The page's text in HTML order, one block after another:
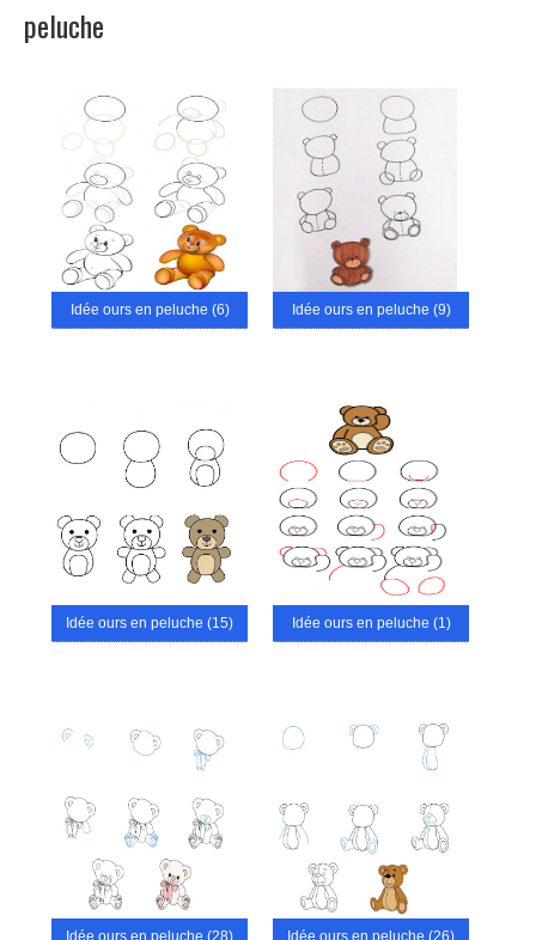
peluche
Idée ours en peluche (6) Idée ours en peluche (9)
Idée ours en peluche (15) Idée ours en peluche (1)
Idée ours en peluche (28) Idée ours en peluche (26)